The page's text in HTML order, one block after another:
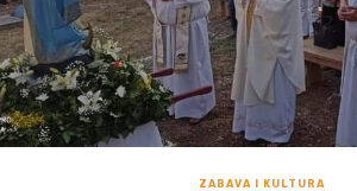
ZABAVA I KULTURA